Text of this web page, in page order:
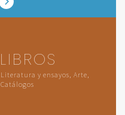
LIBROS
Literatura y ensayos, Arte,
Catálogos